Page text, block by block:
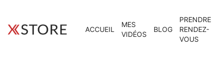
ACCUEIL
MES
VIDÉOS
BLOG
PRENDRE
RENDEZ-
VOUS